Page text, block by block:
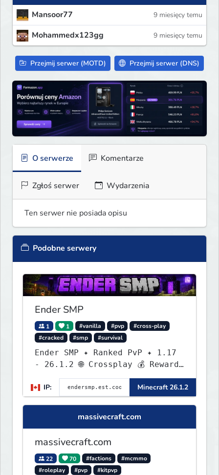
Mansoor77 9 miesięcy temu
Mohammedx123gg 9 miesięcy temu
Przejmij serwer (MOTD) Przejmij serwer (DNS)
O serwerze Komentarze
Zgłoś serwer Wydarzenia
Ten serwer nie posiada opisu
Podobne serwery
Ender SMP
1 1 #vanilla #pvp
#cross-play
#cracked
#smp #survival
Ender SMP ✦ Ranked PvP ✦ 1.17
- 26.1.2 🌐 Crossplay 💰 Rewards
🛠 Custom Gear
IP:
Minecraft 26.1.2
massivecraft.com
massivecraft.com
22 70 #factions
#mcmmo
#roleplay
#pvp #kitpvp